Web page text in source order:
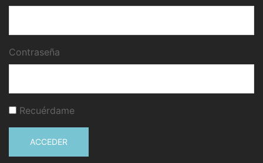
Contraseña
Recuérdame
ACCEDER